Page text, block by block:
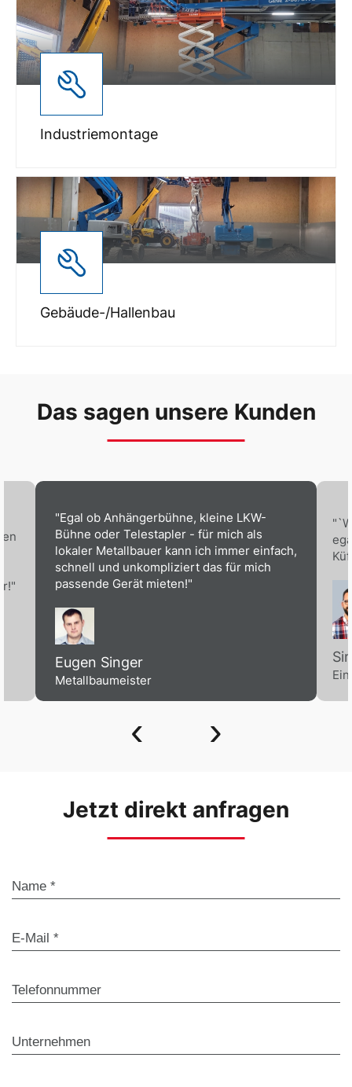
Industriemontage
Gebäude-/Hallenbau
Das sagen unsere Kunden
"Egal ob Anhängerbühne, kleine LKW-
Bühne oder Telestapler - für mich als
lokaler Metallbauer kann ich immer einfach,
schnell und unkompliziert das für mich
passende Gerät mieten!"
Eugen Singer
Metallbaumeister
‹ ›
Jetzt direkt anfragen